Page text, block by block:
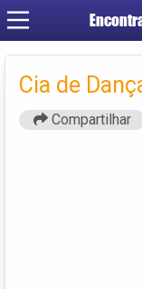
Cia de
Compartilhar